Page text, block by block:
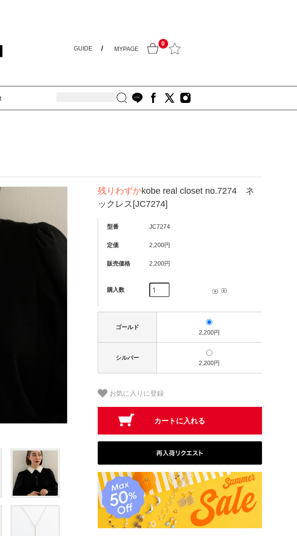
GUIDE MYPAGE
0
残りわずかkobe real closet no.7274 ネ
ックレス[JC7274]
型番 JC7274
定価 2,200円
販売価格 2,200円
購入数
ゴールド
2,200円
シルバー
2,200円
お気に入りに登録